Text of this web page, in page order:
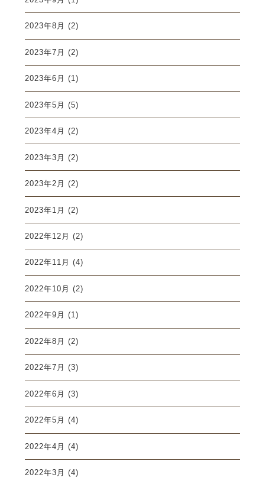
2023年8月 (2)
2023年7月 (2)
2023年6月 (1)
2023年5月 (5)
2023年4月 (2)
2023年3月 (2)
2023年2月 (2)
2023年1月 (2)
2022年12月 (2)
2022年11月 (4)
2022年10月 (2)
2022年9月 (1)
2022年8月 (2)
2022年7月 (3)
2022年6月 (3)
2022年5月 (4)
2022年4月 (4)
2022年3月 (4)